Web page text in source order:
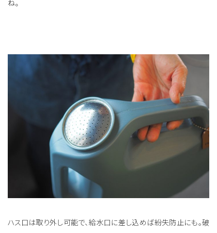
ね。
ハス口は取り外し可能で、給水口に差し込めば紛失防止にも。破